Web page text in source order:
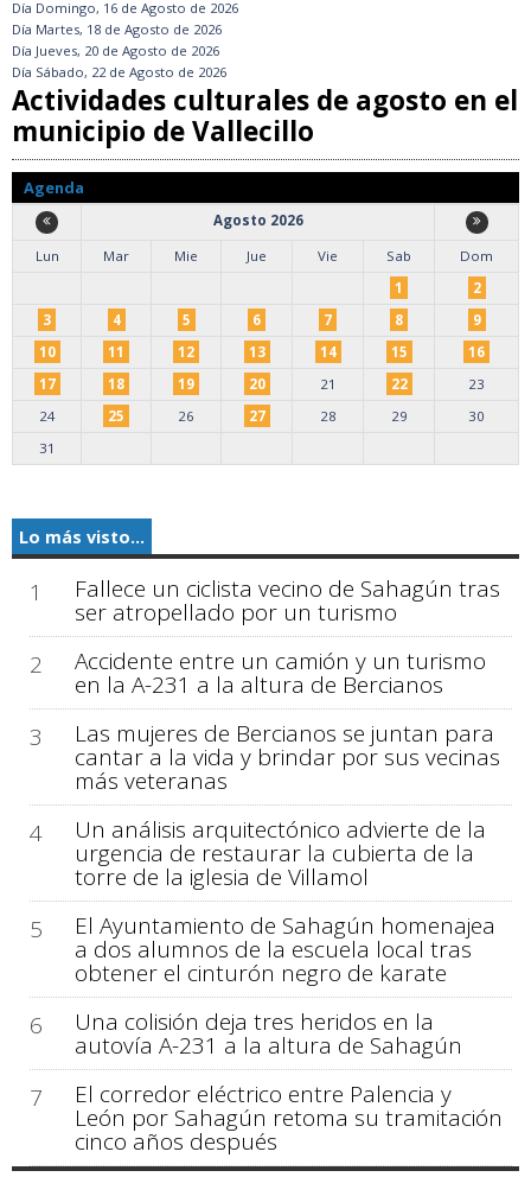
Día Domingo, 16 de Agosto de 2026
Día Martes, 18 de Agosto de 2026
Día Jueves, 20 de Agosto de 2026
Día Sábado, 22 de Agosto de 2026
Actividades culturales de agosto en el
municipio de Vallecillo
Agenda
Agosto 2026
Lun
Mar Mie Jue Vie Sab
Dom
1
2
3
4 5 6 7 8
9
10
11 12 13 14 15
16
17
18 19 20 21 22
23
24
25 26 27 28 29
30
31
Lo más visto...
1 Fallece un ciclista vecino de Sahagún tras
ser atropellado por un turismo
2
Accidente entre un camión y un turismo
en la A-231 a la altura de Bercianos
3
Las mujeres de Bercianos se juntan para
cantar a la vida y brindar por sus vecinas
más veteranas
4
Un análisis arquitectónico advierte de la
urgencia de restaurar la cubierta de la
torre de la iglesia de Villamol
5
El Ayuntamiento de Sahagún homenajea
a dos alumnos de la escuela local tras
obtener el cinturón negro de karate
6
Una colisión deja tres heridos en la
autovía A-231 a la altura de Sahagún
7
El corredor eléctrico entre Palencia y
León por Sahagún retoma su tramitación
cinco años después